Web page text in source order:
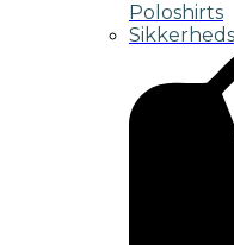
Poloshirts